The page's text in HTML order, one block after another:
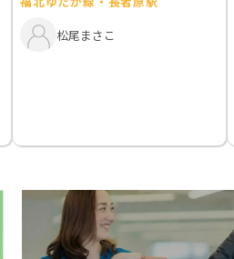
松尾まさこ